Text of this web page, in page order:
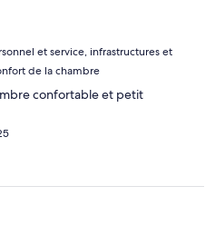
et service, infrastructures et
de la chambre
confortable et petit